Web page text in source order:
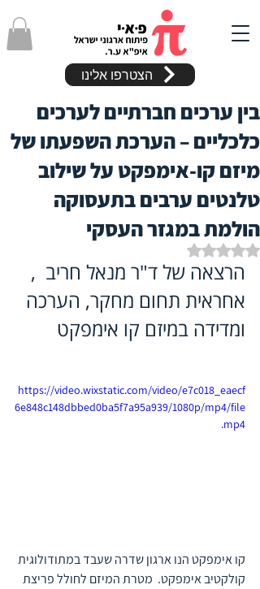
הצטרפו אלינו
בין ערכים חברתיים לערכים
כלכליים – הערכת השפעתו של
מיזם קו-אימפקט על שילוב
טלנטים ערבים בתעסוקה
הולמת במגזר העסקי
דירוג של NaN מתוך 5 כוכבים
הרצאה של ד"ר מנאל חריב  ,
אחראית תחום מחקר, הערכה
ומדידה במיזם קו אימפקט
https://video.wixstatic.com/video/e7c018_eaecf
6e848c148dbbed0ba5f7a95a939/1080p/mp4/file
.mp4
קו אימפקט הנו ארגון שדרה שעבד במתודולוגית
קולקטיב אימפקט.  מטרת המיזם לחולל פריצת